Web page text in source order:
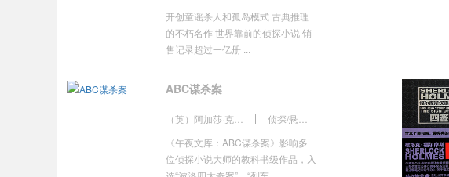
开创童谣杀人和孤岛模式 古典推理
的不朽名作 世界靠前的侦探小说 销
售记录超过一亿册 ...
ABC谋杀案
《午夜文库：ABC谋杀案》影响多
位侦探小说大师的教科书级作品，入